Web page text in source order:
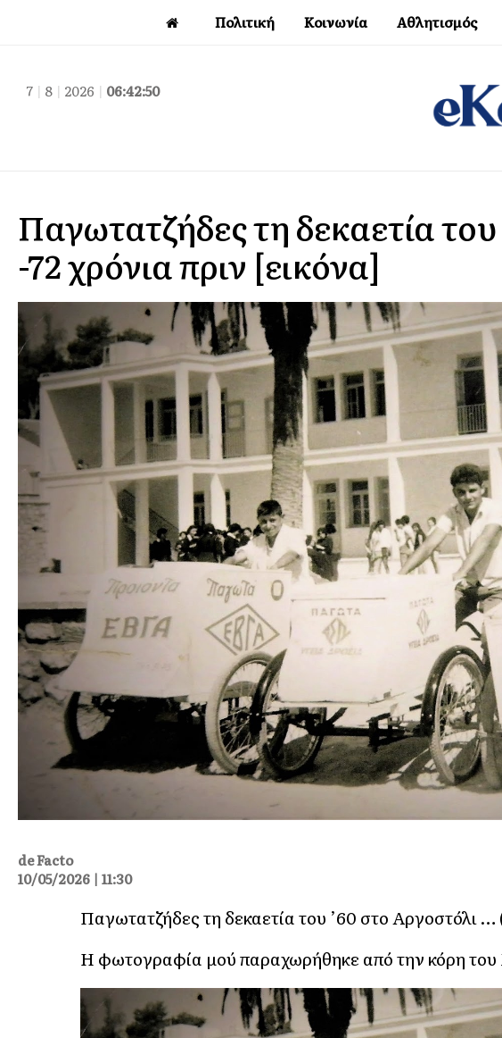
Πολιτική Κοινωνία Αθλητισμός
7 | 8 | 2026 | 06:42:51
Παγωτατζήδες τη δεκαετία
-72 χρόνια πριν [εικόνα]
de Facto
10/05/2026 | 11:30
Παγωτατζήδες τη δεκαετία του ’60 στο Αργοστόλι
Η φωτογραφία μού παραχωρήθηκε από την κόρη του